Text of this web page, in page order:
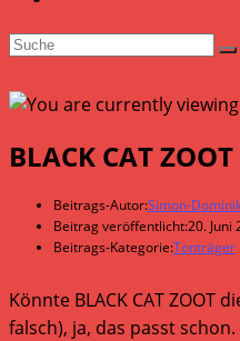
BLACK CAT
Beitrags-Autor:Simon-
Beitrag veröffentlicht:20. Juni
Beitrags-Kategorie:Tonträger
Könnte BLACK CAT
falsch), ja, das passt